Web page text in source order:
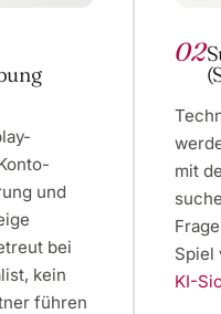
und
bei
kein
führen
02
mit
Spiel
KI-